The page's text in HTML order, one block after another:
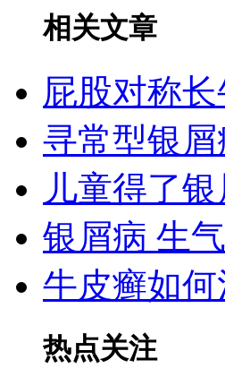
相关文章
屁股对称
寻常型银
儿童得了
银屑病 生气
牛皮癣如何
热点关注